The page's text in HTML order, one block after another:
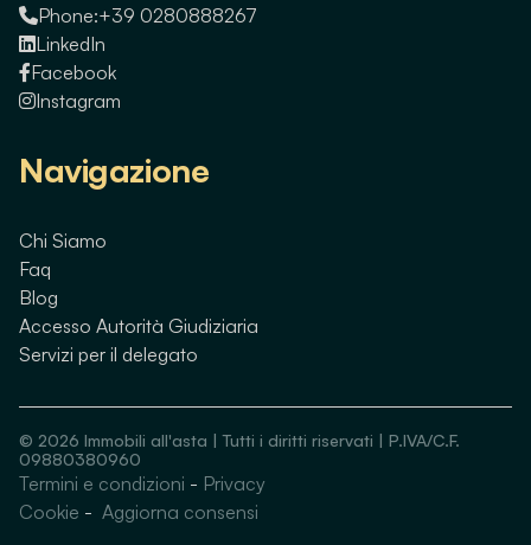
Guarda immobili simili
Phone:+39 0280888267
LinkedIn
Facebook
Instagram
Navigazione
Chi Siamo
Faq
Blog
Accesso Autorità Giudiziaria
Servizi per il delegato
© 2026 Immobili all'asta | Tutti i diritti riservati | P.IVA/C.F.
09880380960
Termini e condizioni - Privacy
Cookie - Aggiorna consensi